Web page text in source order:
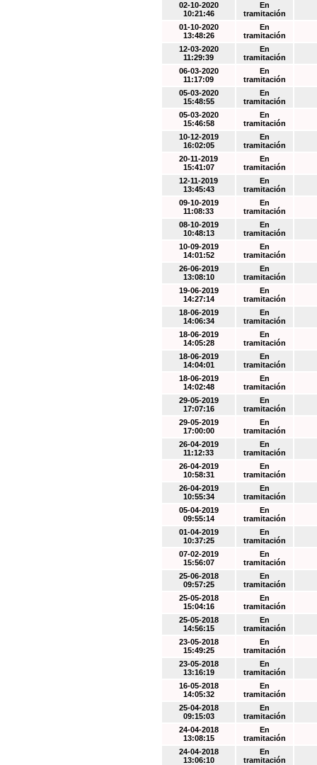
02-10-2020
10:21:46
En
tramitación
01-10-2020
13:48:26
En
tramitación
12-03-2020
11:29:39
En
tramitación
06-03-2020
11:17:09
En
tramitación
05-03-2020
15:48:55
En
tramitación
05-03-2020
15:46:58
En
tramitación
10-12-2019
16:02:05
En
tramitación
20-11-2019
15:41:07
En
tramitación
12-11-2019
13:45:43
En
tramitación
09-10-2019
11:08:33
En
tramitación
08-10-2019
10:48:13
En
tramitación
10-09-2019
14:01:52
En
tramitación
26-06-2019
13:08:10
En
tramitación
19-06-2019
14:27:14
En
tramitación
18-06-2019
14:06:34
En
tramitación
18-06-2019
14:05:28
En
tramitación
18-06-2019
14:04:01
En
tramitación
18-06-2019
14:02:48
En
tramitación
29-05-2019
17:07:16
En
tramitación
29-05-2019
17:00:00
En
tramitación
26-04-2019
11:12:33
En
tramitación
26-04-2019
10:58:31
En
tramitación
26-04-2019
10:55:34
En
tramitación
05-04-2019
09:55:14
En
tramitación
01-04-2019
10:37:25
En
tramitación
07-02-2019
15:56:07
En
tramitación
25-06-2018
09:57:25
En
tramitación
25-05-2018
15:04:16
En
tramitación
25-05-2018
14:56:15
En
tramitación
23-05-2018
15:49:25
En
tramitación
23-05-2018
13:16:19
En
tramitación
16-05-2018
14:05:32
En
tramitación
25-04-2018
09:15:03
En
tramitación
24-04-2018
13:08:15
En
tramitación
24-04-2018
13:06:10
En
tramitación